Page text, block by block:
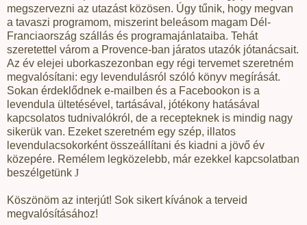
megszervezni az utazást közösen. Úgy tűnik, hogy megvan
a tavaszi programom, miszerint beleásom magam Dél-
Franciaország szállás és programajánlataiba. Tehát
szeretettel várom a Provence-ban járatos utazók jótanácsait.
Az év elejei uborkaszezonban egy régi tervemet szeretném
megvalósítani: egy levendulásról szóló könyv megírását.
Sokan érdeklődnek e-mailben és a Facebookon is a
levendula ültetésével, tartásával, jótékony hatásával
kapcsolatos tudnivalókról, de a recepteknek is mindig nagy
sikerük van. Ezeket szeretném egy szép, illatos
levendulacsokorként összeállítani és kiadni a jövő év
közepére. Remélem legközelebb, már ezekkel kapcsolatban
beszélgetünk J
Köszönöm az interjút! Sok sikert kívánok a terveid
megvalósításához!